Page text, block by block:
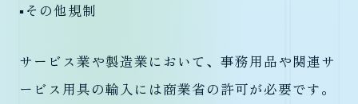
▪️その他規制
サービス業や製造業において、事務用品や関連サ
ービス用具の輸入には商業省の許可が必要です。